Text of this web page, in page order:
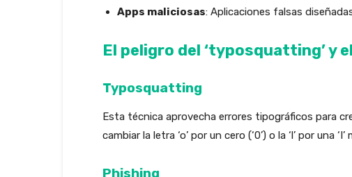
Apps maliciosas: Aplicaciones falsas
El peligro del ‘typosquatting’ y
Typosquatting
Esta técnica aprovecha errores tipográficos para
cambiar la letra ‘o’ por un cero (‘0’) o la ‘l’ por una ‘I’
Phishing